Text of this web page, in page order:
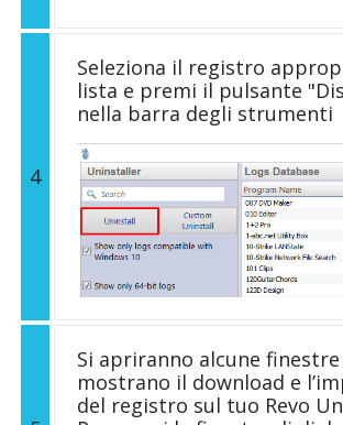
4
Seleziona il registro
lista e premi il pulsante
nella barra degli strumenti
Si apriranno alcune finestre
mostrano il download e
del registro sul tuo Revo